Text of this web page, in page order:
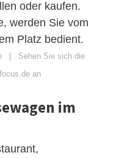
oder kaufen.
werden Sie vom
Platz bedient.
| Sehen Sie sich die
an
im